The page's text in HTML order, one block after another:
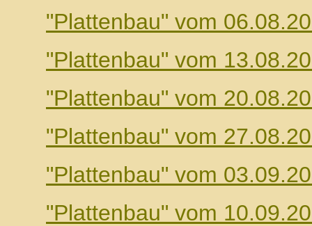
"Plattenbau" vom
"Plattenbau" vom
"Plattenbau" vom
"Plattenbau" vom
"Plattenbau" vom
"Plattenbau" vom